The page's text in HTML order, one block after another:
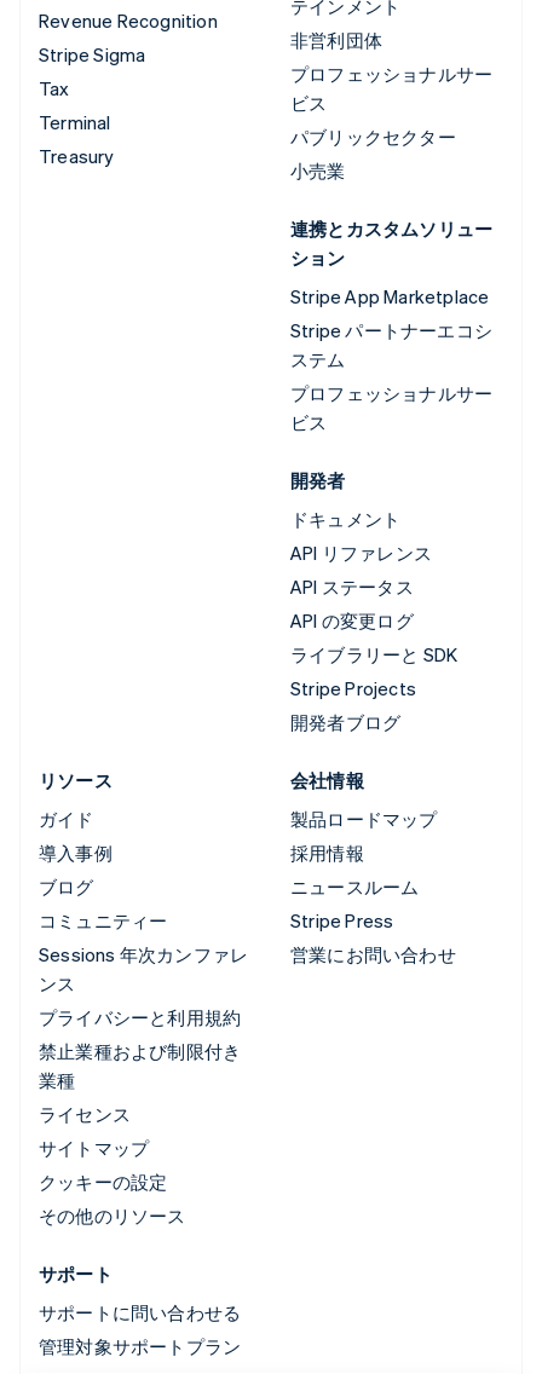
Revenue Recognition
Stripe Sigma
Tax
Terminal
Treasury
テインメント
非営利団体
プロフェッショナルサー
ビス
パブリックセクター
小売業
連携とカスタムソリュー
ション
Stripe App Marketplace
Stripe パートナーエコシ
ステム
プロフェッショナルサー
ビス
開発者
ドキュメント
API リファレンス
API ステータス
API の変更ログ
ライブラリーと SDK
Stripe Projects
開発者ブログ
リソース
ガイド
導入事例
ブログ
コミュニティー
Sessions 年次カンファレ
ンス
プライバシーと利用規約
禁止業種および制限付き
業種
ライセンス
サイトマップ
クッキーの設定
その他のリソース
会社情報
製品ロードマップ
採用情報
ニュースルーム
Stripe Press
営業にお問い合わせ
サポート
サポートに問い合わせる
管理対象サポートプラン